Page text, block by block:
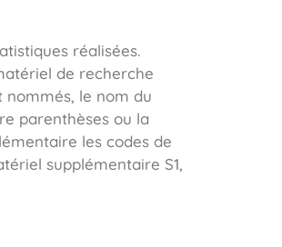
réalisées.
de recherche
nommés, le nom du
parenthèses ou la
les codes de
supplémentaire S1,